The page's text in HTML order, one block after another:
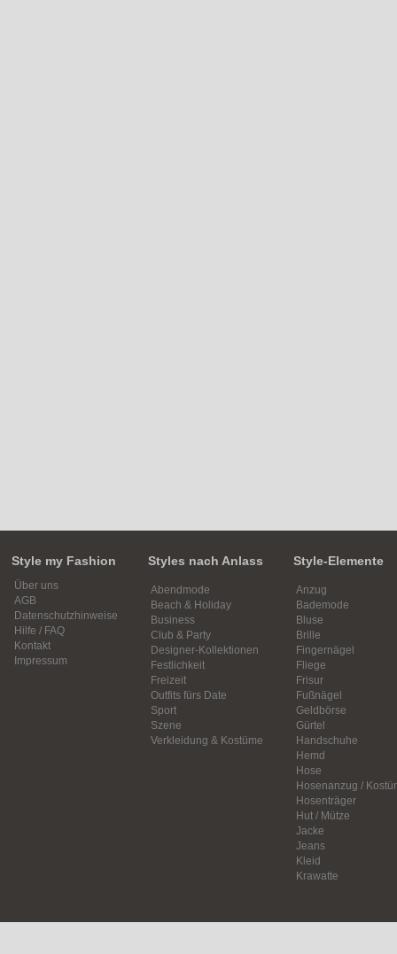
Style my Fashion
Über uns
AGB
Datenschutzhinweise
Hilfe / FAQ
Kontakt
Impressum
Styles nach Anlass
Abendmode
Beach & Holiday
Business
Club & Party
Designer-Kollektionen
Festlichkeit
Freizeit
Outfits fürs Date
Sport
Szene
Verkleidung & Kostüme
Style-Elemente
Anzug
Bademode
Bluse
Brille
Fingernägel
Fliege
Frisur
Fußnägel
Geldbörse
Gürtel
Handschuhe
Hemd
Hose
Hosenanzug /
Hosenträger
Hut / Mütze
Jacke
Jeans
Kleid
Krawatte